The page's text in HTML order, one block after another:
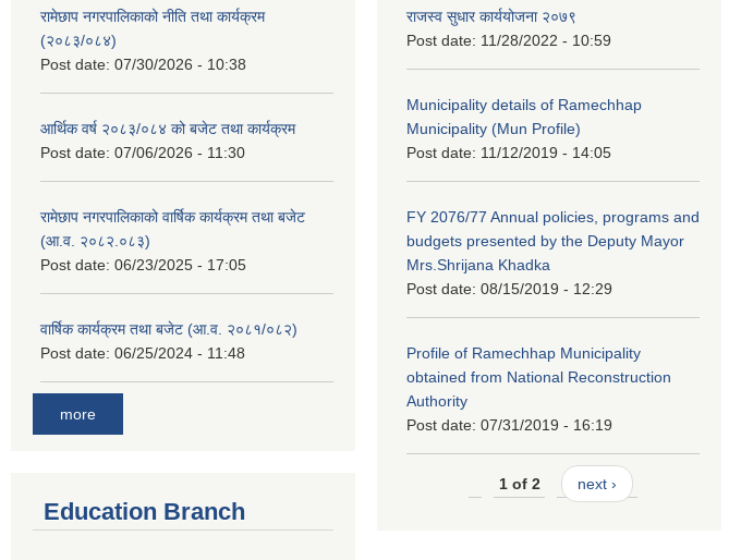
रामेछाप नगरपालिकाको नीति तथा कार्यक्रम
(२०८३/०८४)
Post date: 07/30/2026 - 10:38
आर्थिक वर्ष २०८३/०८४ को बजेट तथा कार्यक्रम
Post date: 07/06/2026 - 11:30
रामेछाप नगरपालिकाको वार्षिक कार्यक्रम तथा बजेट
(आ.व. २०८२.०८३)
Post date: 06/23/2025 - 17:05
वार्षिक कार्यक्रम तथा बजेट (आ.व. २०८१/०८२)
Post date: 06/25/2024 - 11:48
more
Education Branch
राजस्व सुधार कार्ययोजना २०७९
Post date: 11/28/2022 - 10:59
Municipality details of Ramechhap
Municipality (Mun Profile)
Post date: 11/12/2019 - 14:05
FY 2076/77 Annual policies, programs and
budgets presented by the Deputy Mayor
Mrs.Shrijana Khadka
Post date: 08/15/2019 - 12:29
Profile of Ramechhap Municipality
obtained from National Reconstruction
Authority
Post date: 07/31/2019 - 16:19
1 of 2 next ›